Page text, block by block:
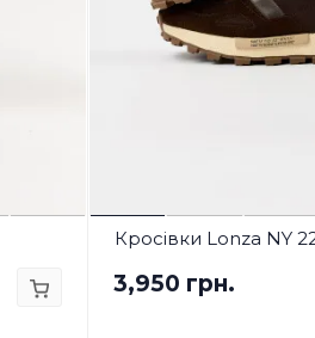
Кросівки Lonza NY
3,950 грн.